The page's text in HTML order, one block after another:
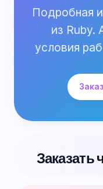
Подробная
из Ruby.
условия
Заказать